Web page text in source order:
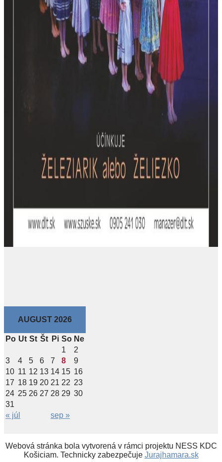
AUGUST 2026
Po Ut St Št Pi So Ne
1
2
3
4 5 6 7 8
9
10 11 12 13 14 15 16
17 18 19 20 21 22 23
24 25 26 27 28 29 30
31
« júl
sep »
Webová stránka bola vytvorená v rámci projektu NESS KDC
Košiciam. Technicky zabezpečuje Jurajhamara.sk